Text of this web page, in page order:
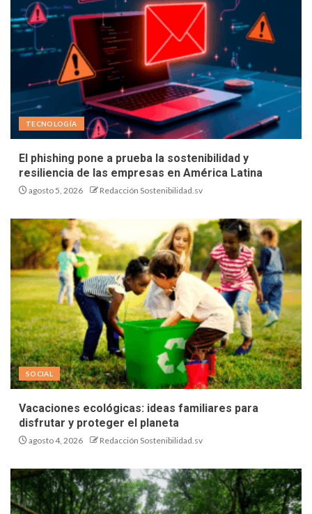
TECNOLOGÍA
El phishing pone a prueba la sostenibilidad y
resiliencia de las empresas en América Latina
agosto 5, 2026 Redacción Sostenibilidad.sv
SOCIAL
Vacaciones ecológicas: ideas familiares para
disfrutar y proteger el planeta
agosto 4, 2026 Redacción Sostenibilidad.sv